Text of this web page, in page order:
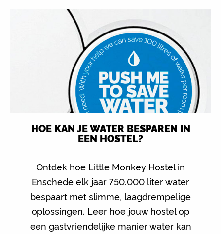
HOE KAN JE WATER BESPAREN IN
EEN HOSTEL?
Ontdek hoe Little Monkey Hostel in
Enschede elk jaar 750.000 liter water
bespaart met slimme, laagdrempelige
oplossingen. Leer hoe jouw hostel op
een gastvriendelijke manier water kan